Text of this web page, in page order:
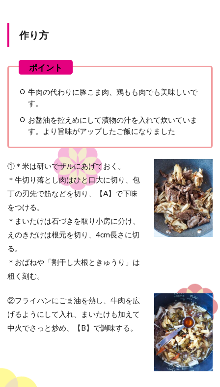
作り方
牛肉の代わりに豚こま肉、鶏もも肉でも美味しいで
す。
お醤油を控えめにして漬物の汁を入れて炊いていま
す。より旨味がアップしたご飯になりました
①＊米は研いでザルにあげておく。
＊牛切り落とし肉はひと口大に切り、包
丁の刃先で筋などを切り、【A】で下味
をつける。
＊まいたけは石づきを取り小房に分け、
えのきだけは根元を切り、4cm長さに切
る。
＊おばねや「割干し大根ときゅうり」は
粗く刻む。
②フライパンにごま油を熱し、牛肉を広
げるようにして入れ、まいたけも加えて
中火でさっと炒め、【B】で調味する。